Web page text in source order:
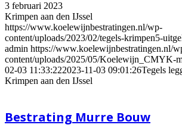
3 februari 2023
Krimpen aan den IJssel
https://www.koelewijnbestratingen.nl/wp-
content/uploads/2023/02/tegels-krimpen5-
admin https://www.koelewijnbestratingen.nl/
content/uploads/2025/05/Koelewijn_CMYK-
02-03 11:33:222023-11-03 09:01:26Tegels
Krimpen aan den IJssel
Bestrating Murre Bouw